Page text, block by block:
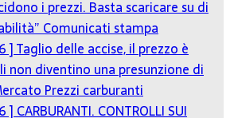
i prezzi. Basta scaricare su di
Comunicati stampa
]Taglio delle accise, il prezzo è
non diventino una presunzione di
Prezzi carburanti
]CARBURANTI. CONTROLLI SUI